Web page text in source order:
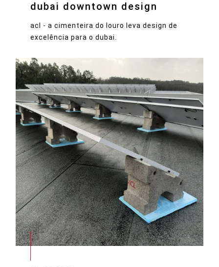
dubai downtown design
acl - a cimenteira do louro leva design de
excelência para o dubai.